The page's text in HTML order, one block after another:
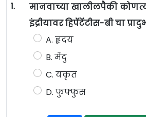
1.
मानवाच्या खालीलपैकी
इंद्रीयावर हिपॅटॅटीस-बी चा
A. हृदय
B. मेंदु
C. यकृत
D. फुफ्फुस